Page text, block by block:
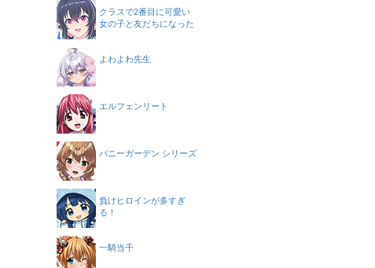
クラスで2番目に可愛い
女の子と友だちになった
よわよわ先生
エルフェンリート
バニーガーデン シリーズ
負けヒロインが多すぎ
る！
一騎当千